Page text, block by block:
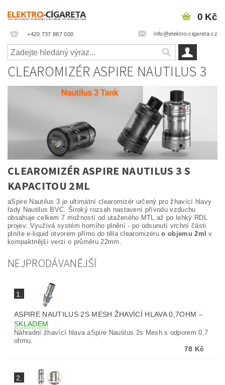
+420 737 887 000 info@elektro-cigareta.cz
0 Kč
CLEAROMIZÉR ASPIRE NAUTILUS 3
CLEAROMIZÉR ASPIRE NAUTILUS 3 S
KAPACITOU 2ML
aSpire Nautilus 3 je ultimátní clearomizér určený pro žhavící hlavy
řady Nautilus BVC. Široký rozsah nastavení přívodu vzduchu
obsahuje celkem 7 možností od utaženého MTL až po lehký RDL
projev. Využívá systém horního plnění - po odsunutí vrchní části
plníte e-liquid otvorem přímo do těla clearomizéruo objemu 2ml v
kompaktnější verzi o průměru 22mm.
NEJPRODÁVANĚJŠÍ
1.
ASPIRE NAUTILUS 2S MESH ŽHAVÍCÍ HLAVA 0,7OHM –
SKLADEM
Náhradní žhavící hlava aSpire Nautilus 2s Mesh s odporem 0,7
ohmu.
78 Kč
2.